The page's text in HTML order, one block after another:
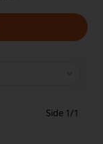
Side 1/1